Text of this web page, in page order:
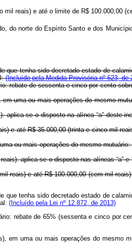
mil reais) e até o limite de R$ 100.000,00
do norte do Espírito Santo e dos
que tenha sido decretado estado de
(Incluído pela Medida Provisória nº 623, de
rebate de sessenta e cinco por cento
em uma ou mais operações do mesmo
aplica-se o disposto na alínea “a” deste
e até R$ 35.000,00 (trinta e cinco mil
ou mais operações do mesmo mutuário:
aplica-se o disposto nas alíneas “a” e
reais) e até R$ 100.000,00 (cem mil
que tenha sido decretado estado de
(Incluído pela Lei nº 12.872, de 2013)
rebate de 65% (sessenta e cinco por
em uma ou mais operações do mesmo